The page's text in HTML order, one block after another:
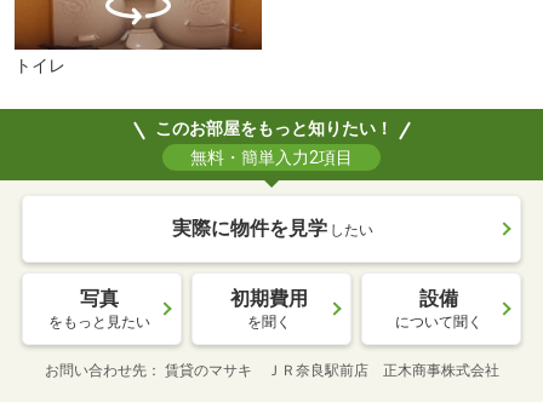
トイレ
このお部屋をもっと知りたい！
無料・簡単入力2項目
実際に物件を見学 したい
写真
をもっと見たい
初期費用
を聞く
設備
について聞く
お問い合わせ先 賃貸のマサキ ＪＲ奈良駅前店 正木商事株式会社